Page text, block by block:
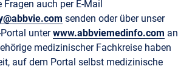
auch per E-Mail
senden oder über unser
unterwww.abbviemedinfo.com an
medizinischer Fachkreise haben
auf dem Portal selbst medizinische